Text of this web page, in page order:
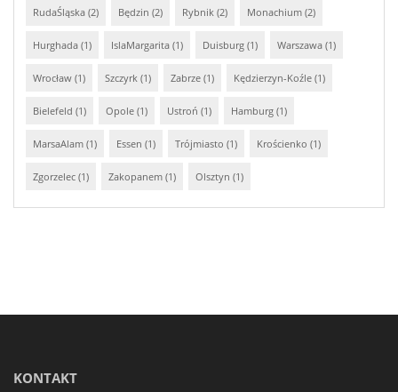
RudaŚląska (2) Będzin (2) Rybnik (2) Monachium (2)
Hurghada (1) IslaMargarita (1) Duisburg (1) Warszawa (1)
Wrocław (1) Szczyrk (1) Zabrze (1) Kędzierzyn-Koźle (1)
Bielefeld (1) Opole (1) Ustroń (1) Hamburg (1)
MarsaAlam (1) Essen (1) Trójmiasto (1) Krościenko (1)
Zgorzelec (1) Zakopanem (1) Olsztyn (1)
KONTAKT